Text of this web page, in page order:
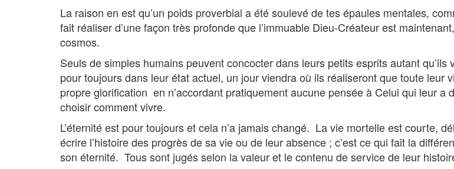
La raison en est qu’un poids proverbial a été soulevé de tes épaules mentales,
fait réaliser d’une façon très profonde que l’immuable Dieu-Créateur est
cosmos.
Seuls de simples humains peuvent concocter dans leurs petits esprits autant
pour toujours dans leur état actuel, un jour viendra où ils réaliseront que toute leur
propre glorification en n’accordant pratiquement aucune pensée à Celui qui leur
choisir comment vivre.
L’éternité est pour toujours et cela n’a jamais changé. La vie mortelle est courte,
écrire l’histoire des progrès de sa vie ou de leur absence ; c’est ce qui fait la
son éternité. Tous sont jugés selon la valeur et le contenu de service de leur